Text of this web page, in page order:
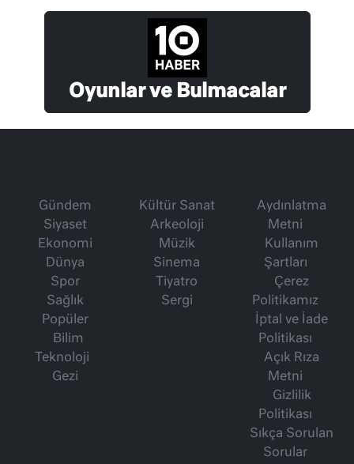
Oyunlar ve Bulmacalar
Gündem
Siyaset
Ekonomi
Dünya
Spor
Sağlık
Popüler
Bilim
Teknoloji
Gezi
Kültür Sanat
Arkeoloji
Müzik
Sinema
Tiyatro
Sergi
Aydınlatma
Metni
Kullanım
Şartları
Çerez
Politikamız
İptal ve İade
Politikası
Açık Rıza
Metni
Gizlilik
Politikası
Sıkça Sorulan
Sorular